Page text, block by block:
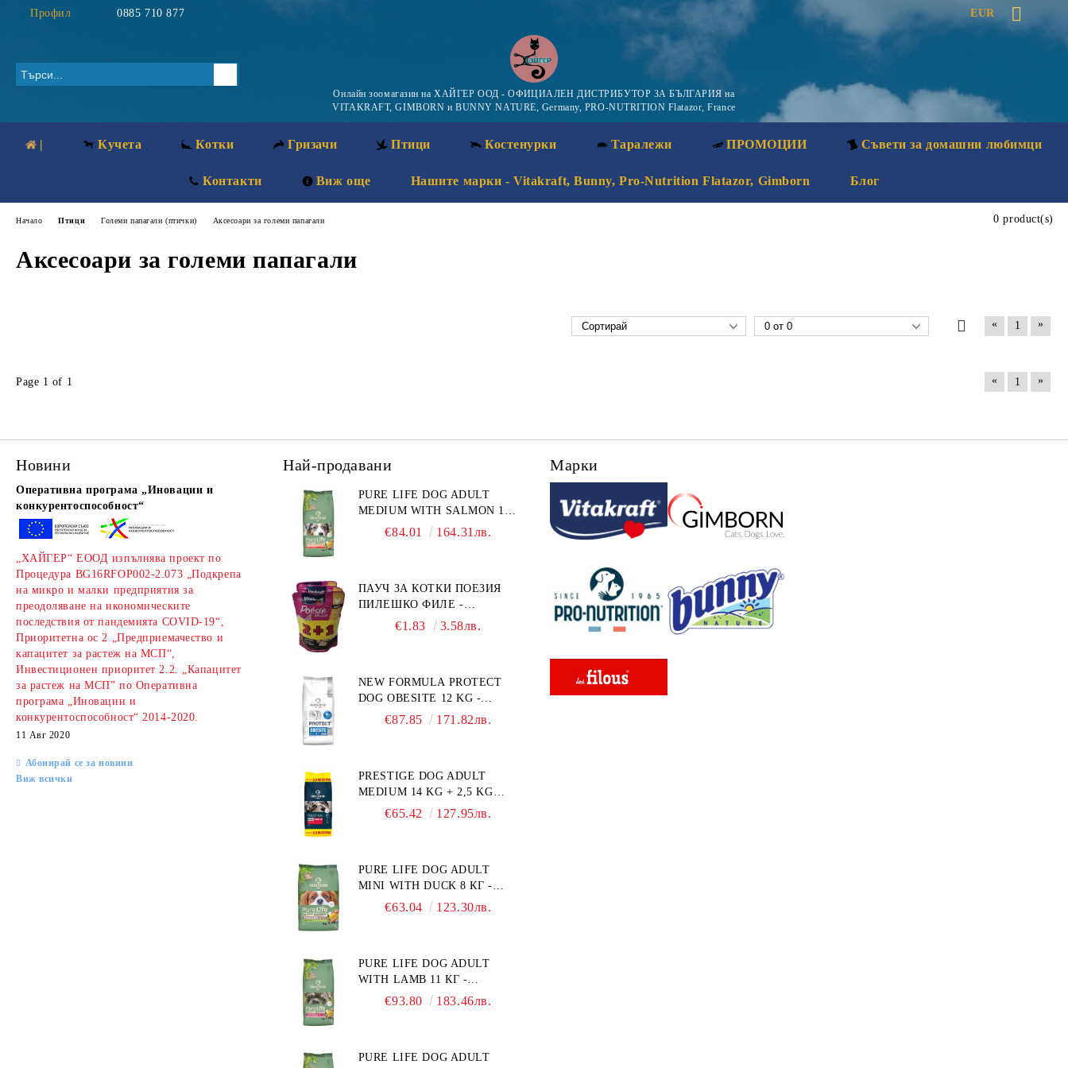
Профил 0885 710 877 EUR
Онлайн зоомагазин на ХАЙГЕР ООД - ОФИЦИАЛЕН ДИСТРИБУТОР ЗА БЪЛГАРИЯ на
VITAKRAFT, GIMBORN и BUNNY NATURE, Germany, PRO-NUTRITION Flatazor, France
| Кучета Котки Гризачи Птици Костенурки Таралежи ПРОМОЦИИ Съвети за домашни любимци
Контакти Виж още Нашите марки - Vitakraft, Bunny, Pro-Nutrition Flatazor, Gimborn Блог
Начало Птици Големи папагали (птички) Аксесоари за големи папагали
Аксесоари за големи папагали
0 product(s)
« 1 »
Page 1 of 1 « 1 »
Новини
Оперативна програма „Иновации и
конкурентоспособност“
„ХАЙГЕР“ ЕООД изпълнява проект по
Процедура BG16RFOP002-2.073 „Подкрепа
на микро и малки предприятия за
преодоляване на икономическите
последствия от пандемията COVID-19“,
Приоритетна ос 2 „Предприемачество и
капацитет за растеж на МСП“,
Инвестиционен приоритет 2.2. „Капацитет
за растеж на МСП” по Оперативна
програма „Иновации и
конкурентоспособност“ 2014-2020.
11 Авг 2020
Абонирай се за новини
Виж всички
Най-продавани
PURE LIFE DOG ADULT
MEDIUM WITH SALMON 12
КГ - ПЪЛНОЦЕННА ХРАНА
ОТ 10 – 25 КГ, СЪС СЬОМГА.
БЕЗ ЗЪРНО, БЕЗ ГЛУТЕН.
ПРОИЗВЕДЕНА ВЪВ
€84.01 164.31лв.
ПАУЧ ЗА КОТКИ ПОЕЗИЯ
ПИЛЕШКО ФИЛЕ -
ПРОМОКОМПЛЕКТ 3 БР.
€1.83 3.58лв.
NEW FORMULA PROTECT
DOG OBESITE 12 KG -
ПЪЛНОЦЕННА ДИЕТИЧНА
ПОТРЕБНОСТИ:
"НАМАЛЯВАНЕ НА
НАДНОРМЕНО ТЕГЛО".
€87.85 171.82лв.
PRESTIGE DOG ADULT
MEDIUM 14 KG + 2,5 KG
ГРАТИС - ПЪЛНОЦЕННА
ВЪВ ФРАНЦИЯ.
€65.42 127.95лв.
PURE LIFE DOG ADULT
MINI WITH DUCK 8 КГ -
ПЪЛНОЦЕННА ХРАНА ЗА
С ТЕГЛО ПОД 10 КГ, С
ПАТИЦА. БЕЗ ЗЪРНО, БЕЗ
ГЛУТЕН. ПРОИЗВЕДЕНА
€63.04 123.30лв.
PURE LIFE DOG ADULT
WITH LAMB 11 КГ -
ПЪЛНОЦЕННА ХРАНА ЗА
ПОДХОДЯЩА ЗА КУЧЕТА
€93.80 183.46лв.
PURE LIFE DOG ADULT
Марки